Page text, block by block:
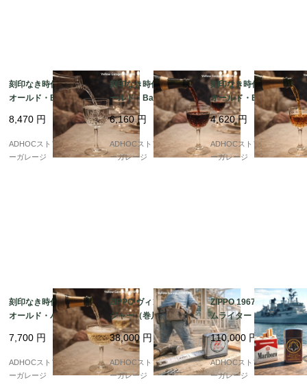
刻印なき時代の威厳 ?
オールド・Baccarat
ウォーターグラス（19
36年以前）
8,470 円
ADHOCストア・イエロ
ーガレージ
刻印なき時代の美 ? オ
ールド・Baccarat ワ
イングラス（1936年以
前）
6,160円
ADHOCストア・イエロ
ーガレージ
刻印なき時代の逸品 ?
オールド・Baccarat
シェリー酒グラス（19
36年以前）
4,620円
ADHOCストア・イエロ
ーガレージ
刻印なき時代の輝き ?
オールド・バカラ シャ
ンパングラス（1936年
以前）
7,700 円
ADHOCストア・イエロ
ーガレージ
ZIPPO ヴィンテージ メ
ジャー（巻尺）｜McCl
oskey Varnish Co. ノ
ベルティ・デッドスト
38,000 円
ADHOCストア・イエロ
ーガレージ
ZIPPO 1967年製 スリ
ムライター｜USS BAI
NBRIDGE 原子力フリ
ゲート記念・デッドス
トック完品
110,000 円
ADHOCストア・イエロ
ーガレージ